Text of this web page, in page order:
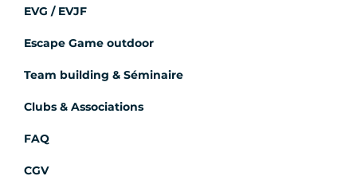
EVG / EVJF
Escape Game outdoor
Team building & Séminaire
Clubs & Associations
FAQ
CGV